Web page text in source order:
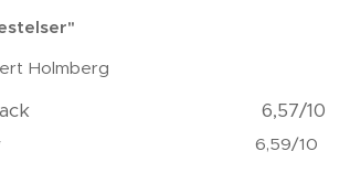
Holmberg
Stack 6,57/10
12y 6,59/10